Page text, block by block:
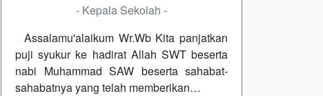
- Kepala Sekolah -
Assalamu'alaikum Wr.Wb Kita panjatkan
puji syukur ke hadirat Allah SWT beserta
nabi Muhammad SAW beserta sahabat-
sahabatnya yang telah memberikan…